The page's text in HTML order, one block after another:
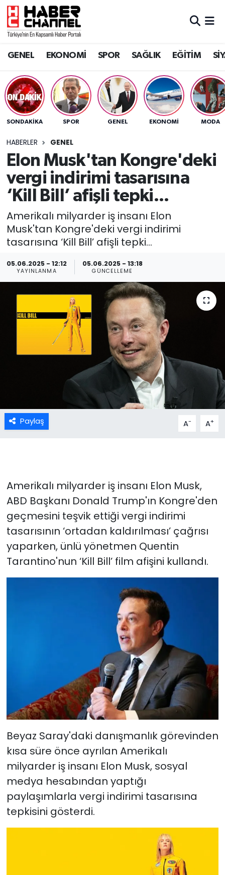
GENEL EKONOMİ SPOR SAĞLIK EĞİTİM
SONDAKIKA SPOR GENEL EKONOMİ MODA
HABERLER GENEL
Elon Musk'tan Kongre'deki
vergi indirimi tasarısına
‘Kill Bill’ afişli tepki...
Amerikalı milyarder iş insanı Elon
Musk'tan Kongre'deki vergi indirimi
tasarısına ‘Kill Bill’ afişli tepki...
05.06.2025 - 12:12
YAYINLANMA
05.06.2025 - 13:18
GÜNCELLEME
Paylaş A- A+
Amerikalı milyarder iş insanı Elon Musk,
ABD Başkanı Donald Trump'ın Kongre'den
geçmesini teşvik ettiği vergi indirimi
tasarısının ‘ortadan kaldırılması’ çağrısı
yaparken, ünlü yönetmen Quentin
Tarantino'nun ‘Kill Bill’ film afişini kullandı.
Beyaz Saray'daki danışmanlık görevinden
kısa süre önce ayrılan Amerikalı
milyarder iş insanı Elon Musk, sosyal
medya hesabından yaptığı
paylaşımlarla vergi indirimi tasarısına
tepkisini gösterdi.
GENEL
SPOR
SAĞLIK
EĞİTİM
SİYASET
MAGAZİN
Nöbetçi Eczaneler
Trafik Durumu
Süper Lig Puan Durumu ve Fikstür
Tüm Manşetler
Son Dakika Haberleri
Haber Arşivi